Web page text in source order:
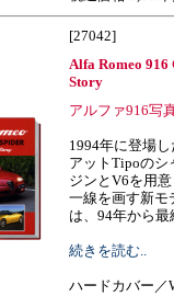
[27042]
Alfa Romeo 916
Story
アルファ916写
1994年に登場
アットTipoのシ
ジンとV6を用
一線を画す新モ
は、94年から最
続きを読む..
ハードカバー／